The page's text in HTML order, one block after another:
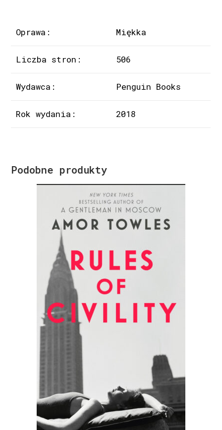
Oprawa: Miękka
Liczba stron: 506
Wydawca: Penguin Books
Rok wydania: 2018
Podobne produkty